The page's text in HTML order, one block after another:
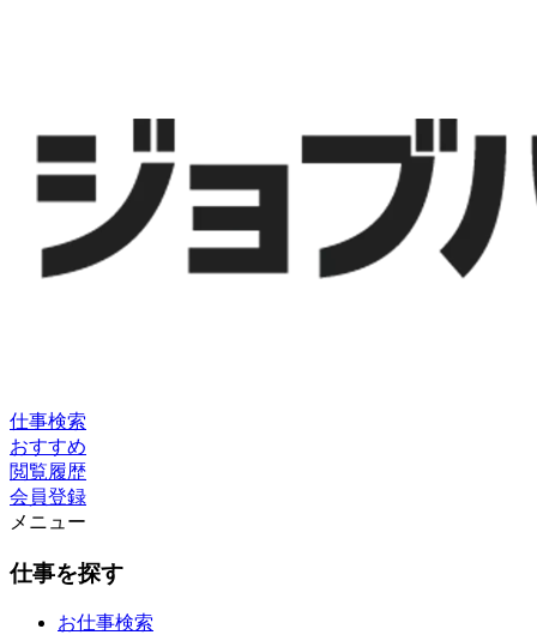
仕事検索
おすすめ
閲覧履歴
会員登録
メニュー
仕事を探す
お仕事検索